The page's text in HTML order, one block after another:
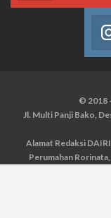
© 2018
Jl. Multi Panji Bako,
Alamat Redaksi
Perumahan